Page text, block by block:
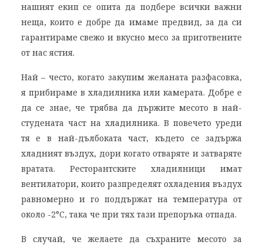
нашият екип се опита да подбере всички важни
неща, които е добре да имаме предвид, за да си
гарантираме свежо и вкусно месо за приготвените
от нас ястия.
Най – често, когато закупим желаната разфасовка,
я прибираме в хладилника или камерата. Добре е
да се знае, че трябва да държите месото в най-
студената част на хладилника. В повечето уреди
тя е в най-дълбоката част, където се задържа
хладният въздух, дори когато отваряте и затваряте
вратата. Ресторантските хладилници имат
вентилатори, които разпределят охладения въздух
равномерно и го поддържат на температура от
около -2°C, така че при тях тази препоръка отпада.
В случай, че желаете да съхраните месото за